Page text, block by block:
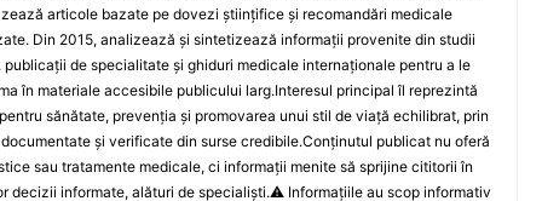
articole bazate pe dovezi științifice și recomandări medicale
Din 2015, analizează și sintetizează informații provenite din studii
publicații de specialitate și ghiduri medicale internaționale pentru a le
în materiale accesibile publicului larg.Interesul principal îl reprezintă
sănătate, prevenția și promovarea unui stil de viață echilibrat, prin
și verificate din surse credibile.Conținutul publicat nu oferă
sau tratamente medicale, ci informații menite să sprijine cititorii în
decizii informate, alături de specialiști.⚠️ Informațiile au scop informativ